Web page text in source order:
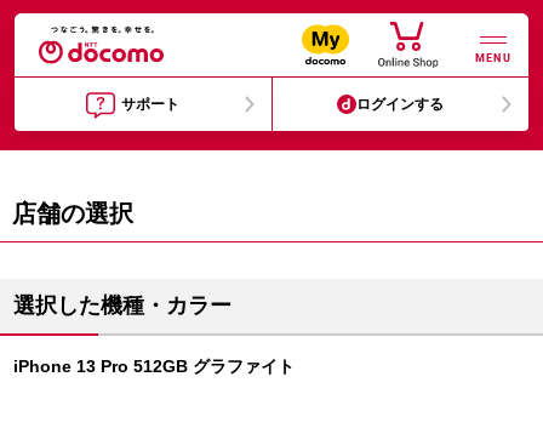
MENU
サポート ログインする
店舗の選択
選択した機種・カラー
iPhone 13 Pro 512GB グラファイト